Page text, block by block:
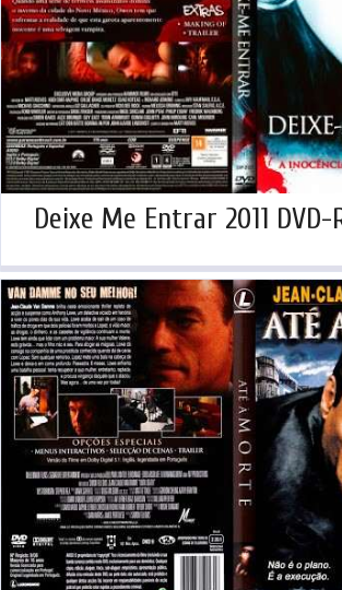
Deixe Me Entrar 2011 DVD-